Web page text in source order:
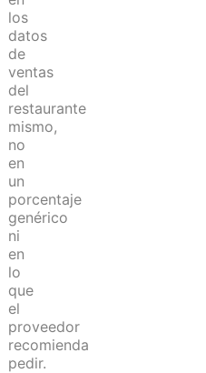
los
datos
de
ventas
del
restaurante
mismo,
no
en
un
porcentaje
genérico
ni
en
lo
que
el
proveedor
recomienda
pedir.